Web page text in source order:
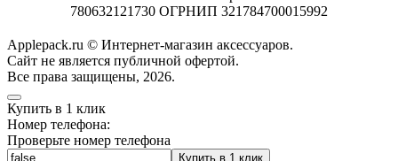
780632121730 ОГРНИП 321784700015992
Applepack.ru © Интернет-магазин аксессуаров.
Cайт не является публичной офертой.
Все права защищены, 2026.
Купить в 1 клик
Номер телефона:
Проверьте номер телефона
Купить в 1 клик